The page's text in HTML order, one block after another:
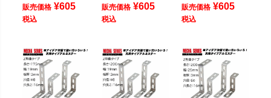
販売価格 ¥605
税込
販売価格 ¥605
税込
販売価格 ¥605
税込